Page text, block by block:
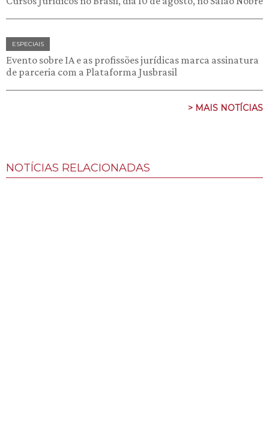
ESPECIAIS
Evento sobre IA e as profissões jurídicas marca assinatura
de parceria com a Plataforma Jusbrasil
> MAIS NOTÍCIAS
NOTÍCIAS RELACIONADAS